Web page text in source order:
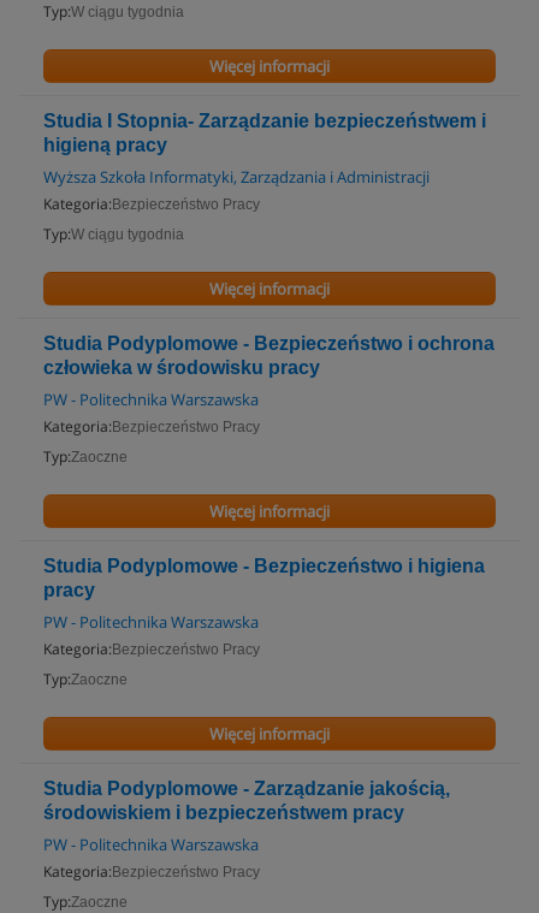
Typ:W ciągu tygodnia
Więcej informacji
Studia I Stopnia- Zarządzanie bezpieczeństwem i
higieną pracy
Wyższa Szkoła Informatyki, Zarządzania i Administracji
Kategoria: Bezpieczeństwo Pracy
Typ:W ciągu tygodnia
Więcej informacji
Studia Podyplomowe - Bezpieczeństwo i ochrona
człowieka w środowisku pracy
PW - Politechnika Warszawska
Kategoria: Bezpieczeństwo Pracy
Typ:Zaoczne
Więcej informacji
Studia Podyplomowe - Bezpieczeństwo i higiena
pracy
PW - Politechnika Warszawska
Kategoria: Bezpieczeństwo Pracy
Typ:Zaoczne
Więcej informacji
Studia Podyplomowe - Zarządzanie jakością,
środowiskiem i bezpieczeństwem pracy
PW - Politechnika Warszawska
Kategoria: Bezpieczeństwo Pracy
Typ:Zaoczne